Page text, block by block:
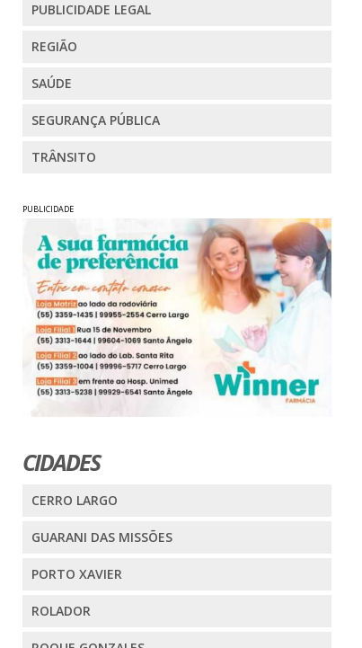
PUBLICIDADE LEGAL
REGIÃO
SAÚDE
SEGURANÇA PÚBLICA
TRÂNSITO
PUBLICIDADE
CIDADES
CERRO LARGO
GUARANI DAS MISSÕES
PORTO XAVIER
ROLADOR